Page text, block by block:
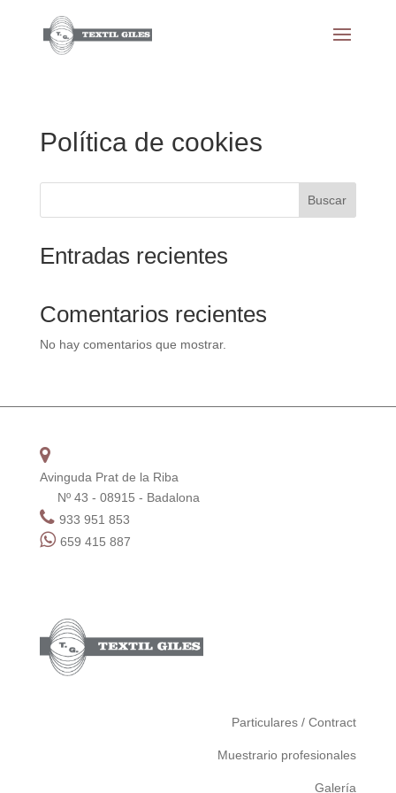
Política de cookies
Buscar
Entradas recientes
Comentarios recientes
No hay comentarios que mostrar.
Avinguda Prat de la Riba
Nº 43 - 08915 - Badalona
933 951 853
659 415 887
Particulares / Contract
Muestrario profesionales
Galería